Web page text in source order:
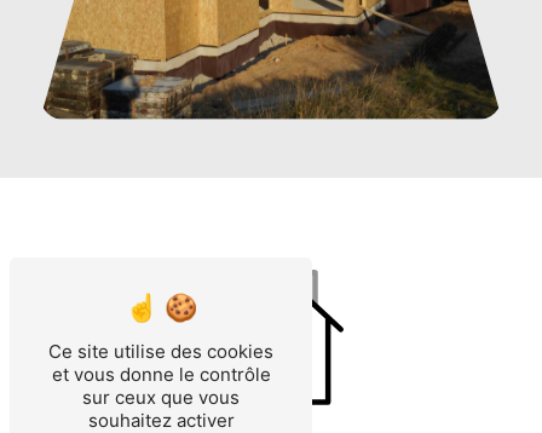
Ce site utilise des cookies
et vous donne le contrôle
sur ceux que vous
souhaitez activer